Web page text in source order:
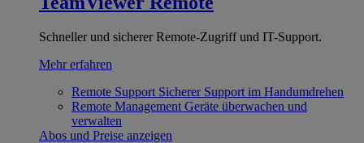
Schneller und sicherer Remote-Zugriff und IT-Support.
Mehr erfahren
Remote Support Sicherer Support im Handumdrehen
Remote Management Geräte überwachen und
verwalten
Abos und Preise anzeigen